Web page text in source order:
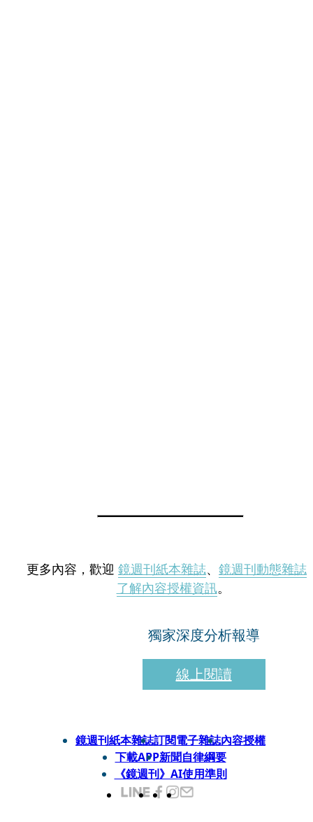
更多內容，歡迎 鏡週刊紙本雜誌、 鏡週刊動態雜誌
了解內容授權資訊。
獨家深度分析報導
線上閱讀
鏡週刊紙本雜誌訂閱電子雜誌內容授權
下載APP新聞自律綱要
《鏡週刊》AI使用準則